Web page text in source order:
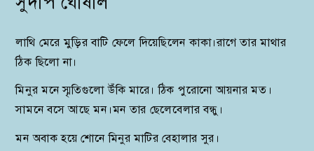
লাথি মেরে মুড়ির বাটি ফেলে দিয়েছিলেন কাকা।রাগে তার মাথার
ঠিক ছিলো না।
মিনুর মনে স্মৃতিগুলো উঁকি মারে। ঠিক পুরোনো আয়নার মত।
সামনে বসে আছে মন।মন তার ছেলেবেলার বন্ধু।
মন অবাক হয়ে শোনে মিনুর মাটির বেহালার সুর।